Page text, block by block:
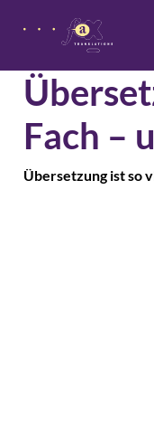
Fach –
Übersetzung ist so